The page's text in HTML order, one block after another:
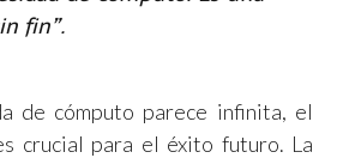
fin”.
de cómputo parece infinita, el
crucial para el éxito futuro. La